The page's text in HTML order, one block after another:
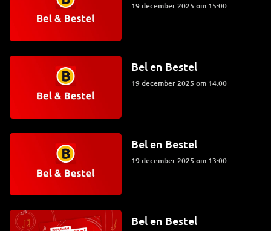
19 december 2025 om 15:00
Bel en Bestel
19 december 2025 om 14:00
Bel en Bestel
19 december 2025 om 13:00
Bel en Bestel